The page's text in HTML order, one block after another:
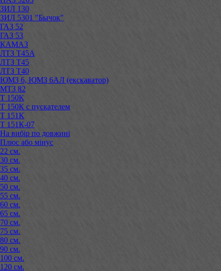
ЗИЛ 130
ЗИЛ 5301 "Бычок"
ГАЗ 52
ГАЗ 53
КАМАЗ
ЛТЗ Т45А
ЛТЗ Т45
ЛТЗ Т40
ЮМЗ 6, ЮМЗ 6АЛ (екскаватор)
МТЗ 82
Т 150К
Т 150К с пускателем
Т 151К
Т 151К-07
На вибір по довжині
Плюс або мінус
22 см.
30 см.
35 см.
40 см.
50 см.
55 см.
60 см.
65 см.
70 см.
75 см.
80 см.
90 см.
100 см.
120 см.